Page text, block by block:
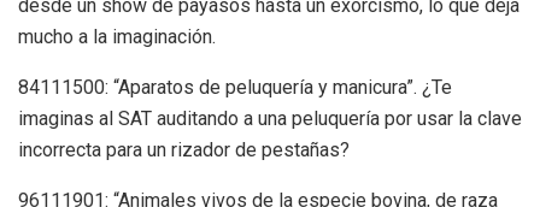
desde un show de payasos hasta un exorcismo, lo que deja
mucho a la imaginación.
84111500: “Aparatos de peluquería y manicura”. ¿Te
imaginas al SAT auditando a una peluquería por usar la clave
incorrecta para un rizador de pestañas?
96111901: “Animales vivos de la especie bovina, de raza